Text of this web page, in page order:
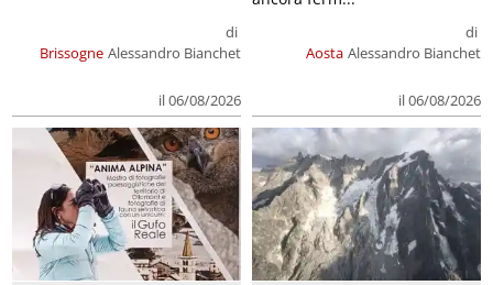
Brissogne
di
Alessandro Bianchet
il 06/08/2026
Aosta
di
Alessandro Bianchet
il 06/08/2026